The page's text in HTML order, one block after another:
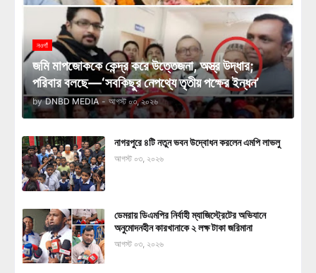
নওগাঁ
জমি মাপজোককে কেন্দ্র করে উত্তেজনা, অস্ত্র উদ্ধার;
পরিবার বলছে—‘সবকিছুর নেপথ্যে তৃতীয় পক্ষের ইন্ধন’
by DNBD MEDIA - আগস্ট ০৩, ২০২৬
নাগরপুরে ৪টি নতুন ভবন উদ্বোধন করলেন এমপি লাভলু
আগস্ট ০৩, ২০২৬
ডেমরায় ডিএমপির নির্বাহী ম্যাজিস্ট্রেটের অভিযানে
অনুমোদনহীন কারখানাকে ২ লক্ষ টাকা জরিমানা
আগস্ট ০৩, ২০২৬